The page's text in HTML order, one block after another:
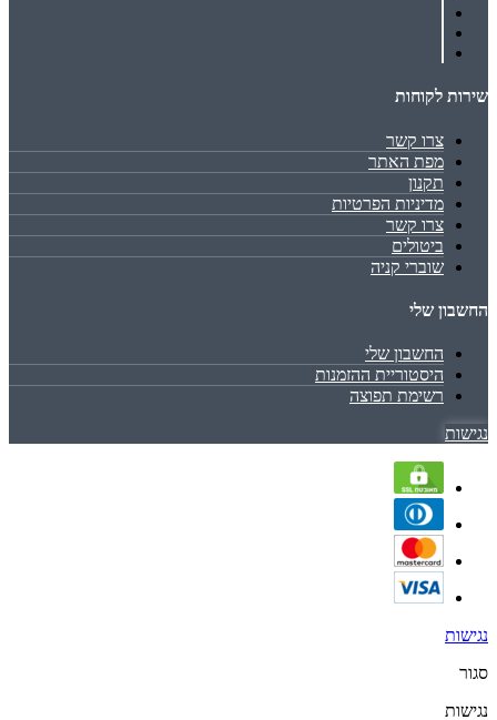
שירות לקוחות
צרו קשר
מפת האתר
תקנון
מדיניות הפרטיות
צרו קשר
ביטולים
שוברי קניה
החשבון שלי
החשבון שלי
היסטוריית ההזמנות
רשימת תפוצה
נגישות
נגישות
סגור
נגישות